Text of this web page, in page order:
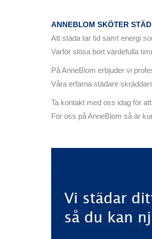
ANNEBLOM SKÖTER
Att städa tar tid samt energi
Varför slösa bort värdefulla
På AnneBlom erbjuder vi
Våra erfarna städare
Ta kontakt med oss idag för
För oss på AnneBlom så är